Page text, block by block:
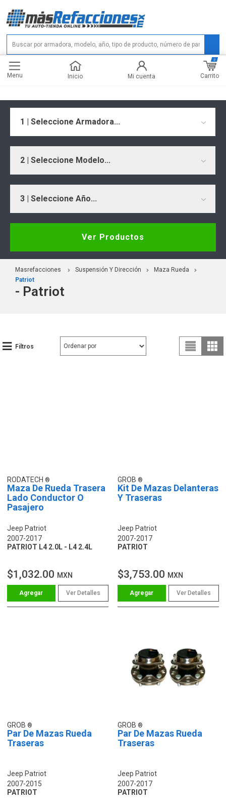
Menu Inicio Mi cuenta Carrito
0
1 | Seleccione Armadora...
2 | Seleccione Modelo...
3 | Seleccione Año...
Ver Productos
Masrefacciones Suspensión Y Dirección
Maza Rueda
Patriot
- Patriot
Filtros
RODATECH
Maza De Rueda Trasera
Lado Conductor O
Pasajero
Jeep Patriot
2007-2017
PATRIOT L4 2.0L - L4 2.4L
$1,032.00 MXN
Ver Detalles
GROB
Kit De Mazas Delanteras
Y Traseras
Jeep Patriot
2007-2017
PATRIOT
$3,753.00 MXN
Ver Detalles
GROB
Par De Mazas Rueda
Traseras
Jeep Patriot
2007-2015
PATRIOT
GROB
Par De Mazas Rueda
Traseras
Jeep Patriot
2007-2017
PATRIOT